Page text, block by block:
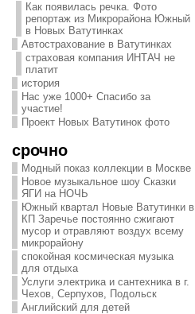
Как появилась речка. Фото
репортаж из Микрорайона Южный
в Новых Ватутинках
Автострахование в Ватутинках
страховая компания ИНТАЧ не
платит
история
Нас уже 1000+ Спасибо за
участие!
Проект Новых Ватутинок фото
срочно
Модный показ коллекции в Москве
Новое музыкальное шоу Сказки
ЯГИ на НОЧЬ
Южный квартал Новые Ватутинки в
КП Заречье постоянно сжигают
мусор и отравляют воздух всему
микрорайону
спокойная космическая музыка
для отдыха
Услуги электрика и сантехника в г.
Чехов, Серпухов, Подольск
Английский для детей